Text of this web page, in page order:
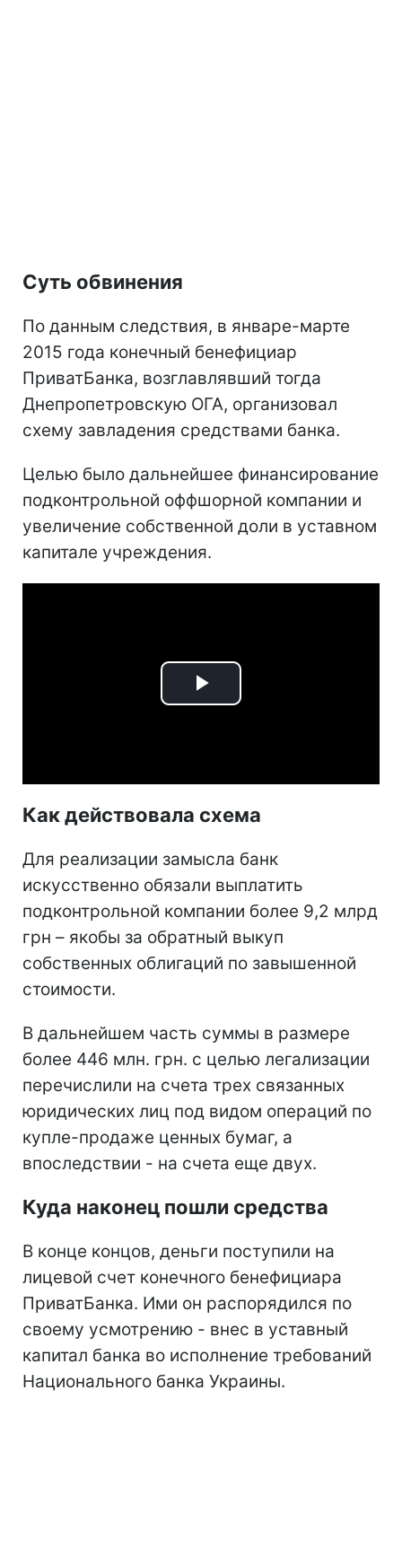
Суть обвинения
По данным следствия, в январе-марте
2015 года конечный бенефициар
ПриватБанка, возглавлявший тогда
Днепропетровскую ОГА, организовал
схему завладения средствами банка.
Целью было дальнейшее финансирование
подконтрольной оффшорной компании и
увеличение собственной доли в уставном
капитале учреждения.
Play
Как действовала схема
Для реализации замысла банк
искусственно обязали выплатить
подконтрольной компании более 9,2 млрд
грн – якобы за обратный выкуп
собственных облигаций по завышенной
стоимости.
В дальнейшем часть суммы в размере
более 446 млн. грн. с целью легализации
перечислили на счета трех связанных
юридических лиц под видом операций по
купле-продаже ценных бумаг, а
впоследствии - на счета еще двух.
Куда наконец пошли средства
В конце концов, деньги поступили на
лицевой счет конечного бенефициара
ПриватБанка. Ими он распорядился по
своему усмотрению - внес в уставный
капитал банка во исполнение требований
Национального банка Украины.